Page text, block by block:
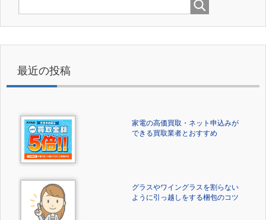
最近の投稿
家電の高価買取・ネット申込みが
できる買取業者とおすすめ
グラスやワイングラスを割らない
ように引っ越しをする梱包のコツ